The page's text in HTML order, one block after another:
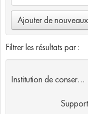
Ajouter de
Filtrer les résultats par :
Institution de conservation
Support